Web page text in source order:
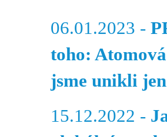
06.01.2023 -
toho:
jsme unikli
15.12.2022 -